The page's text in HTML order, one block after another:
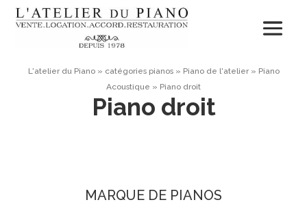
L'atelier du Piano» catégories pianos» Piano de l'atelier» Piano
Acoustique » Piano droit
Piano droit
MARQUE DE PIANOS